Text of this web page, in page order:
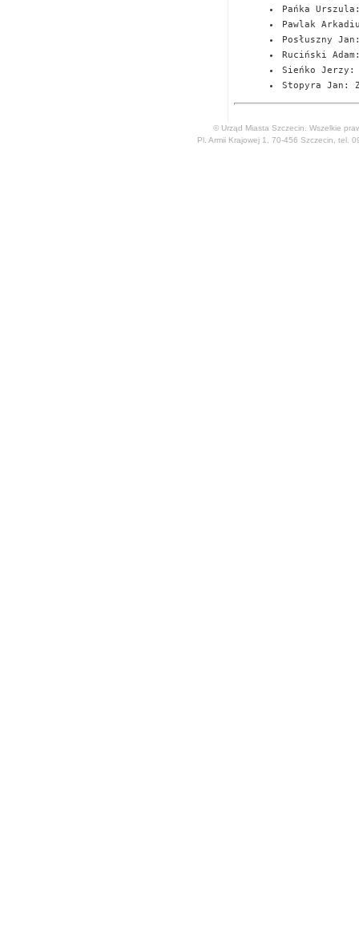
Pańka
Pawlak
Posłuszny
Ruciński Adam:
Sieńko Jerzy:
Stopyra Jan:
© Urząd Miasta Szczecin. Wszelkie
Pl. Armii Krajowej 1, 70-456 Szczecin, tel.